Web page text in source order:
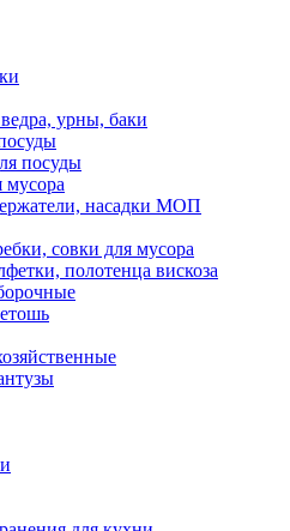
урны, баки
посуды
насадки МОП
совки для мусора
полотенца вискоза